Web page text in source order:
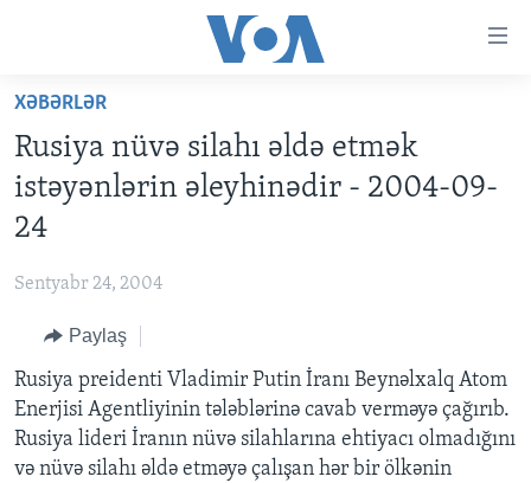
Skip
main
content
Skip
to
main
Navigation
Search
PROQRAMLAR
FAKTLAR NƏ DEYIR?
AZƏRBAYCAN
UKRAYNA BÖHRANI
İSRAIL-HƏMAS MÜNAQIŞƏSI
ABŞ
ABŞ SEÇKILƏRI 2024
İRAN AZƏRBAYCANI
VIDEOLAR
MEDIA AZADLIĞI
BAŞ MƏQALƏ
XƏBƏRLƏR
Rusiya nüvə silahı əldə etmək
istəyənlərin əleyhinədir - 2004-09-
24
Sentyabr 24, 2004
Paylaş
Rusiya preidenti Vladimir Putin İranı Beynəlxalq Atom
Enerjisi Agentliyinin tələblərinə cavab verməyə çağırıb.
Rusiya lideri İranın nüvə silahlarına ehtiyacı olmadığını
və nüvə silahı əldə etməyə çalışan hər bir ölkənin